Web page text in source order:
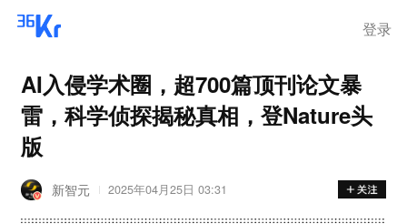
登录
AI入侵学术圈，超700篇顶刊论文暴
雷，科学侦探揭秘真相，登Nature头
版
新智元 2025年04月25日 03:31